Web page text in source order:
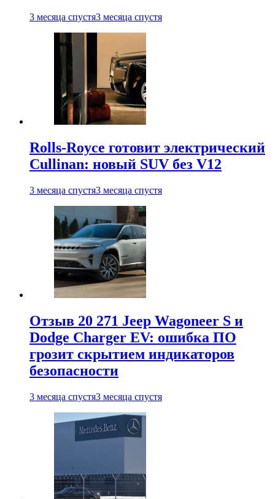
3 месяца спустя3 месяца спустя
Rolls-Royce готовит электрический
Cullinan: новый SUV без V12
3 месяца спустя3 месяца спустя
Отзыв 20 271 Jeep Wagoneer S и
Dodge Charger EV: ошибка ПО
грозит скрытием индикаторов
безопасности
3 месяца спустя3 месяца спустя